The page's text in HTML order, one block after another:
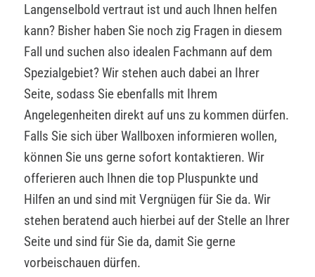
Langenselbold vertraut ist und auch Ihnen helfen
kann? Bisher haben Sie noch zig Fragen in diesem
Fall und suchen also idealen Fachmann auf dem
Spezialgebiet? Wir stehen auch dabei an Ihrer
Seite, sodass Sie ebenfalls mit Ihrem
Angelegenheiten direkt auf uns zu kommen dürfen.
Falls Sie sich über Wallboxen informieren wollen,
können Sie uns gerne sofort kontaktieren. Wir
offerieren auch Ihnen die top Pluspunkte und
Hilfen an und sind mit Vergnügen für Sie da. Wir
stehen beratend auch hierbei auf der Stelle an Ihrer
Seite und sind für Sie da, damit Sie gerne
vorbeischauen dürfen.